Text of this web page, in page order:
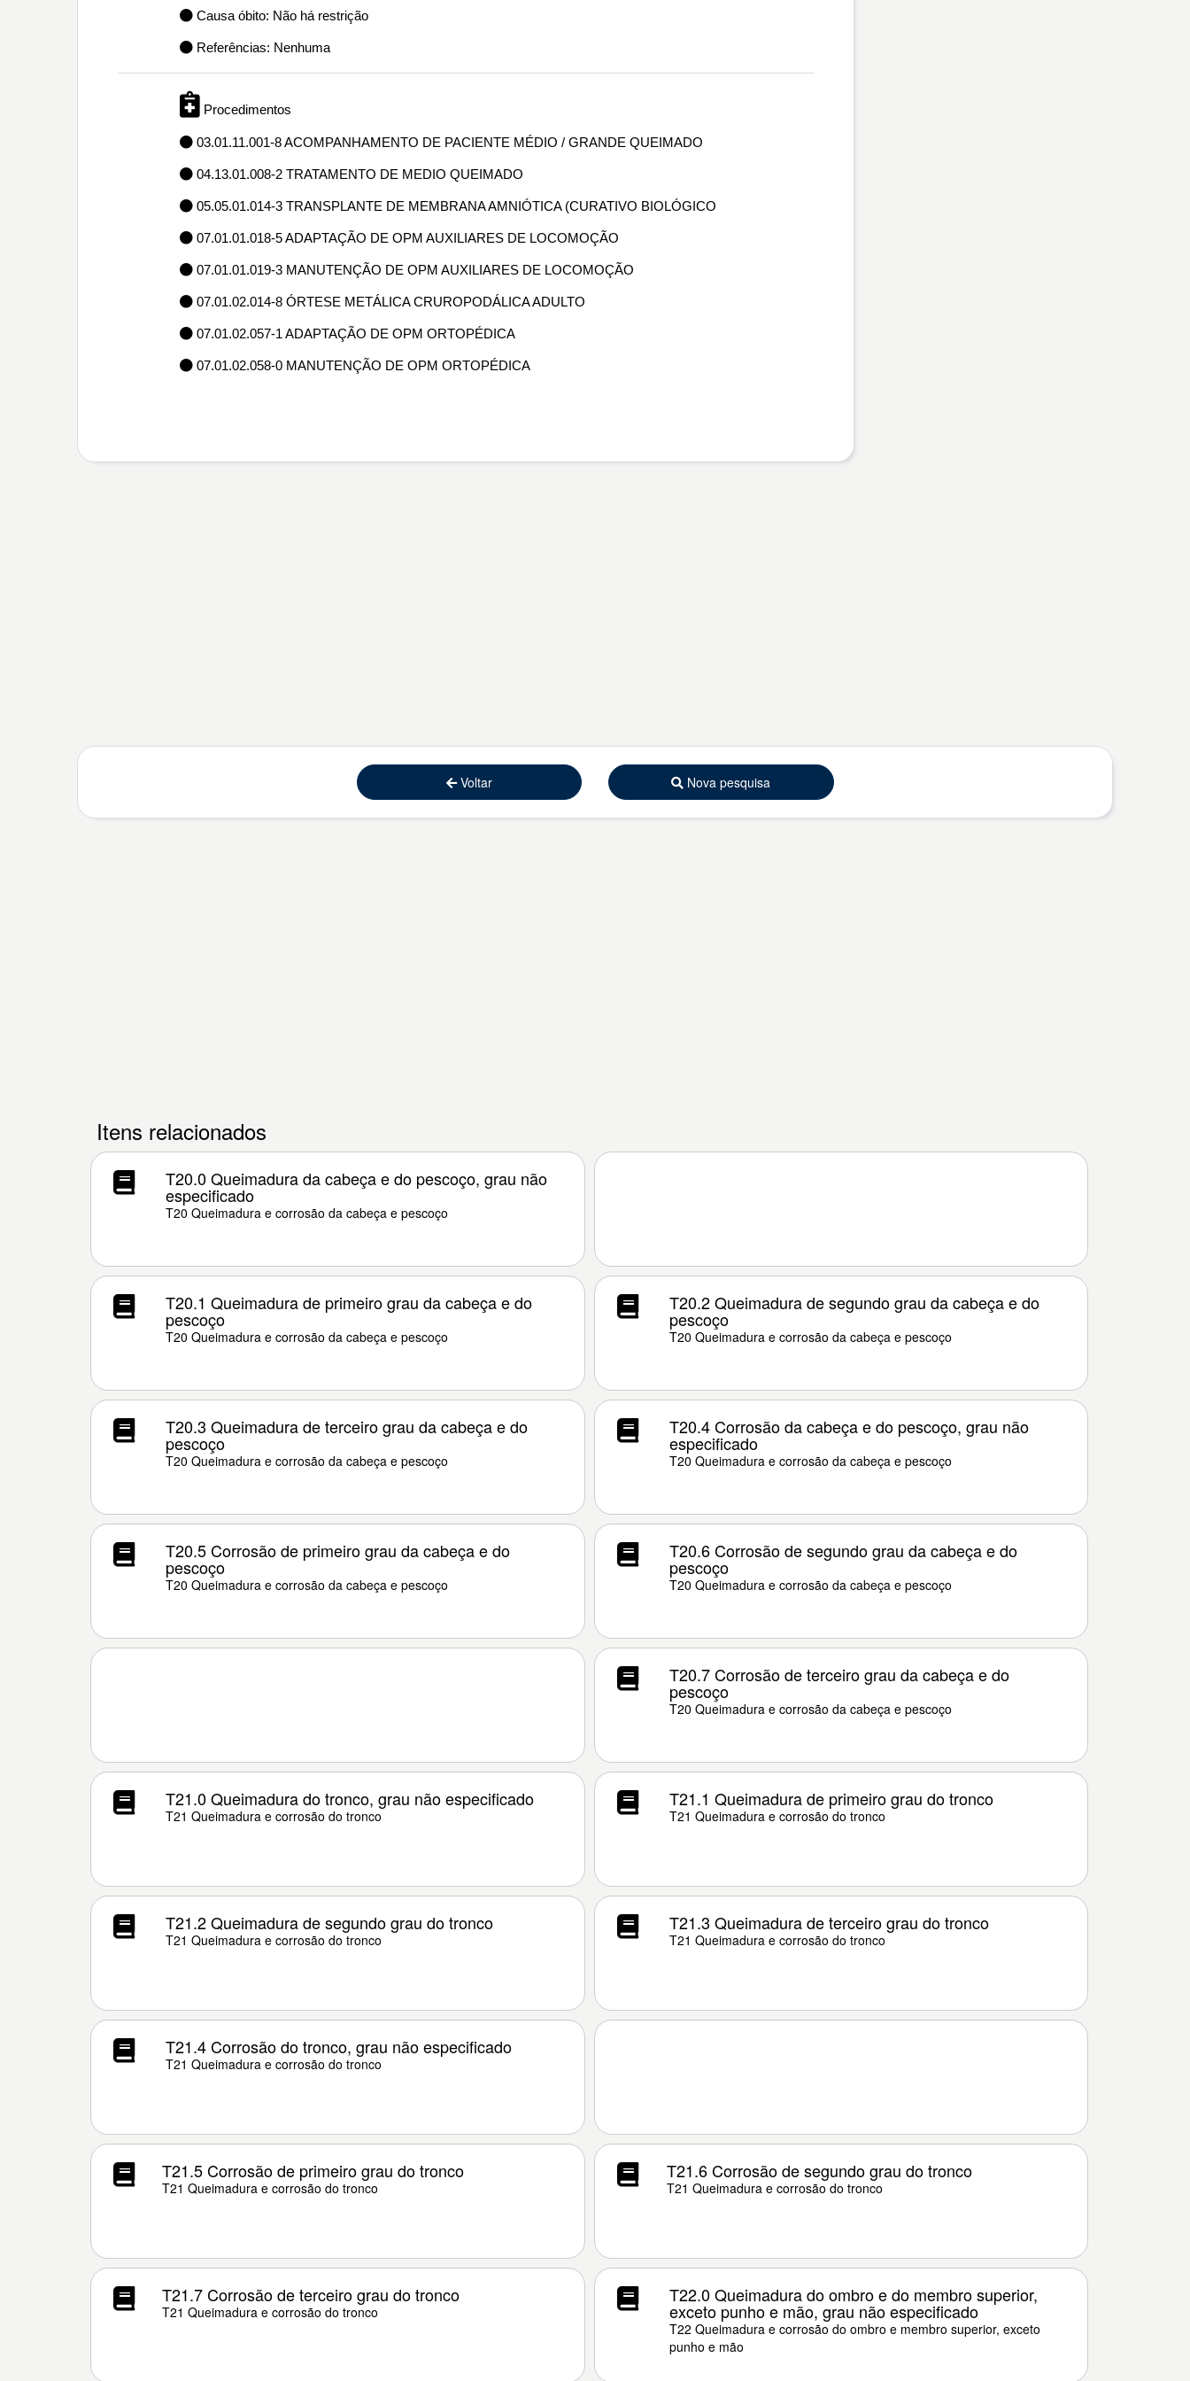
Causa óbito: Não há restrição
Referências: Nenhuma
Procedimentos
03.01.11.001-8 ACOMPANHAMENTO DE PACIENTE MÉDIO / GRANDE QUEIMADO
04.13.01.008-2 TRATAMENTO DE MEDIO QUEIMADO
05.05.01.014-3 TRANSPLANTE DE MEMBRANA AMNIÓTICA (CURATIVO BIOLÓGICO
07.01.01.018-5 ADAPTAÇÃO DE OPM AUXILIARES DE LOCOMOÇÃO
07.01.01.019-3 MANUTENÇÃO DE OPM AUXILIARES DE LOCOMOÇÃO
07.01.02.014-8 ÓRTESE METÁLICA CRUROPODÁLICA ADULTO
07.01.02.057-1 ADAPTAÇÃO DE OPM ORTOPÉDICA
07.01.02.058-0 MANUTENÇÃO DE OPM ORTOPÉDICA
Voltar Nova pesquisa
Itens relacionados
T20.0 Queimadura da cabeça e do pescoço, grau não
especificado
T20 Queimadura e corrosão da cabeça e pescoço
T20.1 Queimadura de primeiro grau da cabeça e do
pescoço
T20 Queimadura e corrosão da cabeça e pescoço
T20.2 Queimadura de segundo grau da cabeça e do
pescoço
T20 Queimadura e corrosão da cabeça e pescoço
T20.3 Queimadura de terceiro grau da cabeça e do
pescoço
T20 Queimadura e corrosão da cabeça e pescoço
T20.4 Corrosão da cabeça e do pescoço, grau não
especificado
T20 Queimadura e corrosão da cabeça e pescoço
T20.5 Corrosão de primeiro grau da cabeça e do
pescoço
T20 Queimadura e corrosão da cabeça e pescoço
T20.6 Corrosão de segundo grau da cabeça e do
pescoço
T20 Queimadura e corrosão da cabeça e pescoço
T20.7 Corrosão de terceiro grau da cabeça e do
pescoço
T20 Queimadura e corrosão da cabeça e pescoço
T21.0 Queimadura do tronco, grau não especificado
T21 Queimadura e corrosão do tronco
T21.1 Queimadura de primeiro grau do tronco
T21 Queimadura e corrosão do tronco
T21.2 Queimadura de segundo grau do tronco
T21 Queimadura e corrosão do tronco
T21.3 Queimadura de terceiro grau do tronco
T21 Queimadura e corrosão do tronco
T21.4 Corrosão do tronco, grau não especificado
T21 Queimadura e corrosão do tronco
T21.5 Corrosão de primeiro grau do tronco
T21 Queimadura e corrosão do tronco
T21.6 Corrosão de segundo grau do tronco
T21 Queimadura e corrosão do tronco
T21.7 Corrosão de terceiro grau do tronco
T21 Queimadura e corrosão do tronco
T22.0 Queimadura do ombro e do membro superior,
exceto punho e mão, grau não especificado
T22 Queimadura e corrosão do ombro e membro superior, exceto
punho e mão